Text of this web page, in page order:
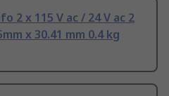
2 x 115 V ac / 24 V ac 2
x 30.41 mm 0.4 kg